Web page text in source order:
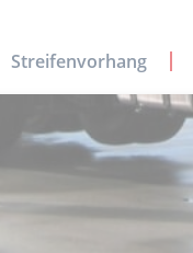
Streifenvorhang